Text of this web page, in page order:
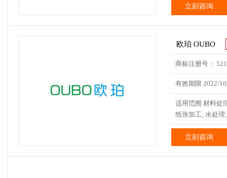
立刻咨询
欧珀 OUBO
商标注册号：
有效期限 2022/
适用范围 材料处
纸张加工; 水处理
立刻咨询